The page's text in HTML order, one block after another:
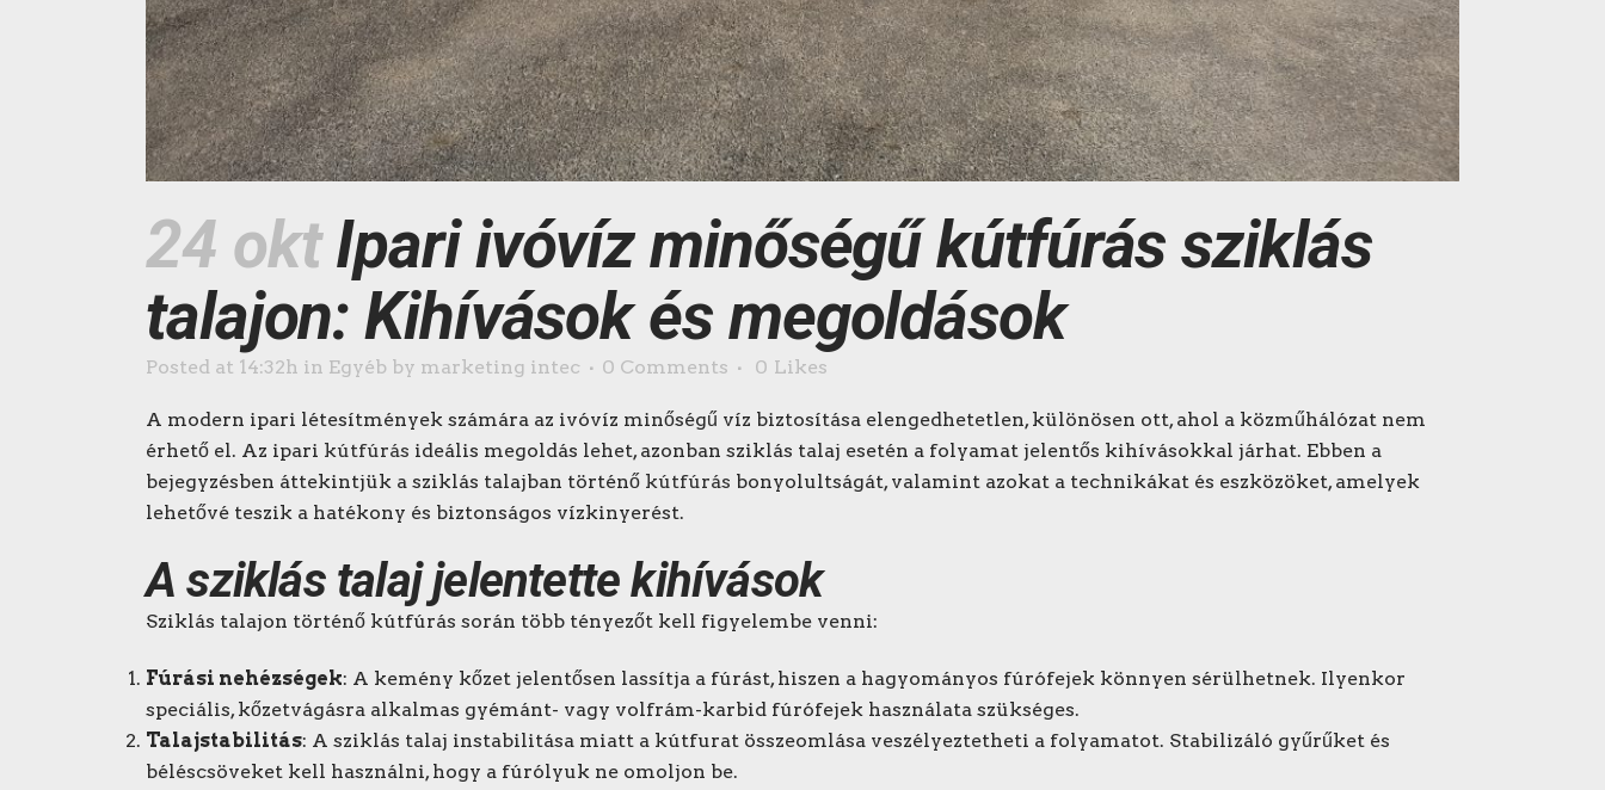
24 oktIpari ivóvíz minőségű kútfúrás sziklás
talajon: Kihívások és megoldások
Posted at 14:32h in Egyéb by marketing intec 0 Comments 0 Likes
A modern ipari létesítmények számára az ivóvíz minőségű víz biztosítása elengedhetetlen, különösen ott, ahol a közműhálózat nem
érhető el. Az ipari kútfúrás ideális megoldás lehet, azonban sziklás talaj esetén a folyamat jelentős kihívásokkal járhat. Ebben a
bejegyzésben áttekintjük a sziklás talajban történő kútfúrás bonyolultságát, valamint azokat a technikákat és eszközöket, amelyek
lehetővé teszik a hatékony és biztonságos vízkinyerést.
A sziklás talaj jelentette kihívások
Sziklás talajon történő kútfúrás során több tényezőt kell figyelembe venni:
Fúrási nehézségek: A kemény kőzet jelentősen lassítja a fúrást, hiszen a hagyományos fúrófejek könnyen sérülhetnek. Ilyenkor
speciális, kőzetvágásra alkalmas gyémánt- vagy volfrám-karbid fúrófejek használata szükséges.
Talajstabilitás: A sziklás talaj instabilitása miatt a kútfurat összeomlása veszélyeztetheti a folyamatot. Stabilizáló gyűrűket és
béléscsöveket kell használni, hogy a fúrólyuk ne omoljon be.